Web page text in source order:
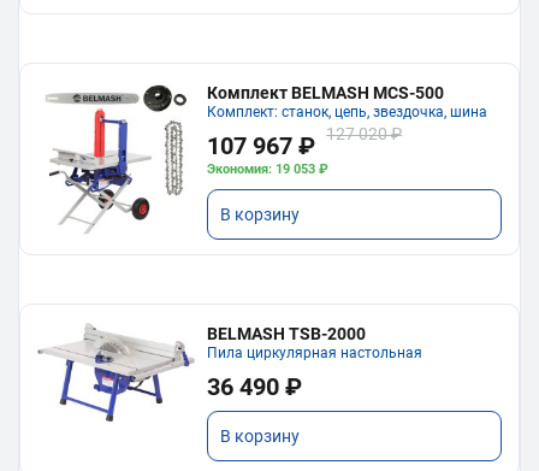
Комплект BELMASH MCS-500
Комплект: станок, цепь, звездочка, шина
107 967 ₽ 127 020 ₽
Экономия: 19 053 ₽
В корзину
BELMASH TSB-2000
Пила циркулярная настольная
36 490 ₽
В корзину